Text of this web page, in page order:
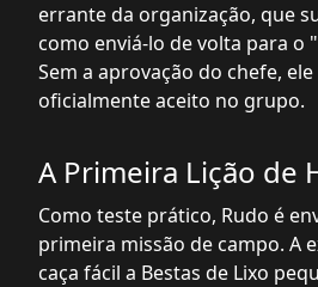
errante da organização, que
como enviá-lo de volta para o
Sem a aprovação do chefe,
oficialmente aceito no grupo.
A Primeira Lição de
Como teste prático, Rudo é
primeira missão de campo. A
caça fácil a Bestas de Lixo